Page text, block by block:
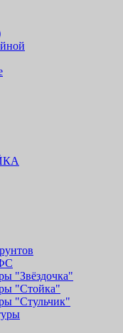
"Звёздочка"
"Стойка"
"Стульчик"